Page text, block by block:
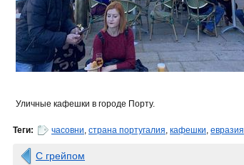
Уличные кафешки в городе Порту.
Теги: часовни, страна португалия, кафешки, евразия
С грейпом